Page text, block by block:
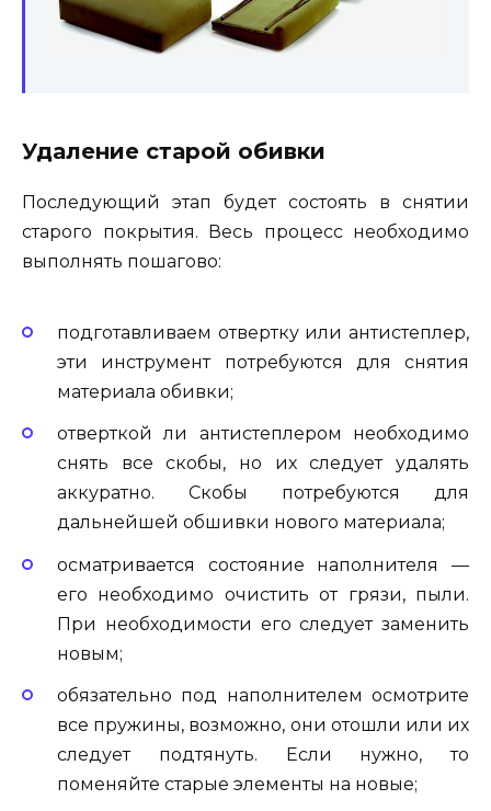
Удаление старой обивки
Последующий этап будет состоять в снятии
старого покрытия. Весь процесс необходимо
выполнять пошагово:
подготавливаем отвертку или антистеплер,
эти инструмент потребуются для снятия
материала обивки;
отверткой ли антистеплером необходимо
снять все скобы, но их следует удалять
аккуратно. Скобы потребуются для
дальнейшей обшивки нового материала;
осматривается состояние наполнителя —
его необходимо очистить от грязи, пыли.
При необходимости его следует заменить
новым;
обязательно под наполнителем осмотрите
все пружины, возможно, они отошли или их
следует подтянуть. Если нужно, то
поменяйте старые элементы на новые;